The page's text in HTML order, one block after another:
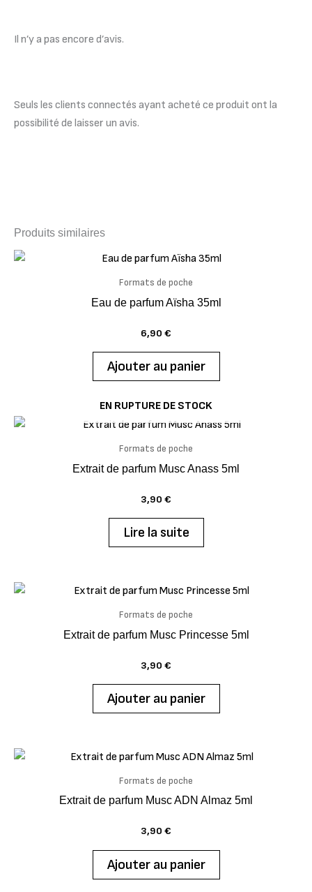
Il n’y a pas encore d’avis.
Seuls les clients connectés ayant acheté ce produit ont la
possibilité de laisser un avis.
Produits similaires
Formats de poche
Eau de parfum Aïsha 35ml
6,90 €
Ajouter au panier
EN RUPTURE DE STOCK
Formats de poche
Extrait de parfum Musc Anass 5ml
3,90 €
Lire la suite
Formats de poche
Extrait de parfum Musc Princesse 5ml
3,90 €
Ajouter au panier
Formats de poche
Extrait de parfum Musc ADN Almaz 5ml
3,90 €
Ajouter au panier